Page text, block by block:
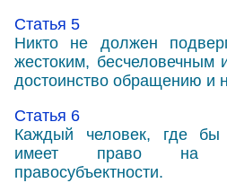
Статья 5
Никто не должен
жестоким,
достоинство обращению и
Статья 6
Каждый человек, где
имеет право на
правосубъектности.